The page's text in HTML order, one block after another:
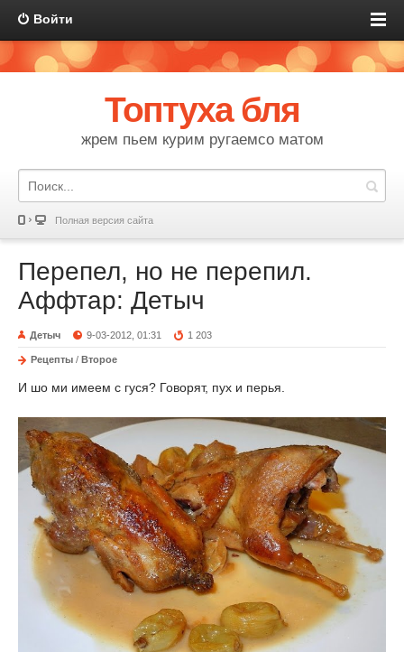
Войти
Топтуха бля
жрем пьем курим ругаемсо матом
Полная версия сайта
Перепел, но не перепил.
Аффтар: Детыч
Детыч 9-03-2012, 01:31 1 203
Рецепты / Второе
И шо ми имеем с гуся? Говорят, пух и перья.